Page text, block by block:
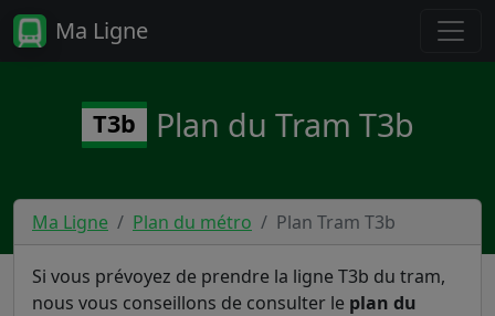
Ma Ligne
T3b Plan du Tram T3b
Ma Ligne Plan du métro Plan Tram T3b
Si vous prévoyez de prendre la ligne T3b du tram,
nous vous conseillons de consulter le plan du